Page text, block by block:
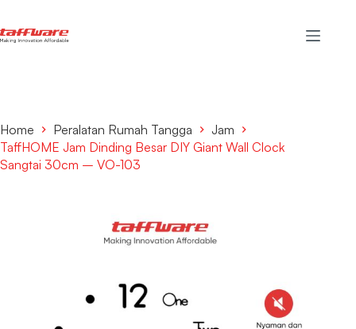
Home Peralatan Rumah Tangga
Jam
TaffHOME Jam Dinding Besar DIY Giant Wall Clock
Sangtai 30cm – VO-103